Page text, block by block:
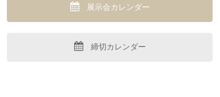
展示会カレンダー
締切カレンダー